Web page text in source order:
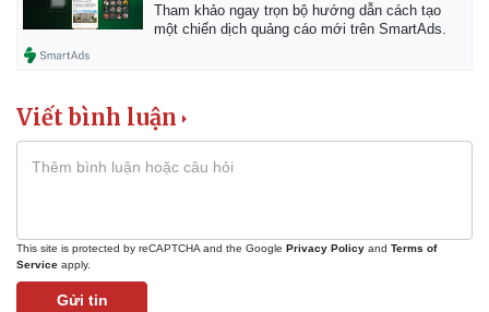
Tham khảo ngay trọn bộ hướng dẫn cách tạo
một chiến dịch quảng cáo mới trên SmartAds.
Viết bình luận
This site is protected by reCAPTCHA and the Google Privacy Policy and Terms of
Service apply.
Gửi tin